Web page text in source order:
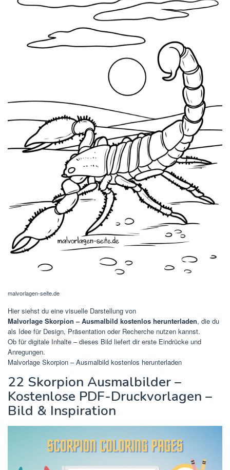
malvorlagen-seite.de
Hier siehst du eine visuelle Darstellung von
Malvorlage Skorpion – Ausmalbild kostenlos herunterladen, die du
als Idee für Design, Präsentation oder Recherche nutzen kannst.
Ob für digitale Inhalte – dieses Bild liefert dir erste Eindrücke und
Anregungen.
Malvorlage Skorpion – Ausmalbild kostenlos herunterladen
22 Skorpion Ausmalbilder –
Kostenlose PDF-Druckvorlagen –
Bild & Inspiration